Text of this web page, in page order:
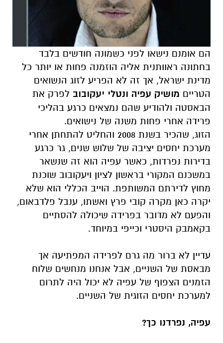
הם אומנם נישאו לפני כשמונה חודשים בלבד
בחתונה ראוותנית אליה הוזמנה פחות או יותר כל
מדינת ישראל, אך זה לא הפריע לזוג הנשואים
הטריים מושיק עפיה ונטלי יעקובוב לפרק את
הבאסטה ולהודיע שהם נמצאים כרגע בהליכי
פרידה אחרי פחות משנה של נישואים.
הזוג, שהכיר בשנת 2008 והחליט להתחתן אחרי
מערכת יחסים יציבה של שלוש שנים, גר כרגע
בדירות נפרדות, כאשר עפיה הוא זה שנשאר
במשכנם המקורי בראשון לציון ויעקובוב שוכנת
מחוץ לדירתם המשותפת. הוייב הכללי הוא שלא
יקרה כאן מקרה קובי פרץ ואשתו, ענבל פלדבאום,
והפעם לא מדובר בפרידה שיכולה להסתיים
בקאמבק היסטרי וכייפי במיוחד.
עדיין לא ברור מה גרם לפרידה המפתיעה אך
מבאסת של השניים, אבל אנחנו מנחשים שלוח
הזמנים הצפוף של עפיה לא יכול היה לתרום
למערכת יחסים הזוגית של השניים.
עפיה, נפרדנו כך?